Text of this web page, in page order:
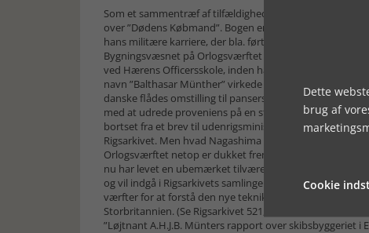
Som et sammentræf af tilfældigheder var Balthasar
over ”Dødens Købmand”. Bogen er ikke bare en
hans militære karriere, der bla. førte ham til stillingen
Bygningsvæsnet på Orlogsværftet på Holmen i
ved Hærens Officersskole, inden han tiltrådte en
navn ”Balthasar Münther” virkede bekendt, så vakte
danske flådes omstilling til panserskibe i 1860erne.
med at udrede proveniens på en stor del af
bortset fra et brev til udenrigsministeriets direktør Vedel
Rigsarkivet. Men hvad Nagashima ikke kan vide er, at
Orlogsværftet netop er dukket frem. Disse rapporter
nu har levet en ubemærket tilværelse på et loft på
og vil indgå i Rigsarkivets samlinger. Rapporterne er
værfter for at forstå den nye teknik. Her finder vi også
Storbritannien. (Se Rigsarkivet 521, Holmens Chef,
”Løjtnant A.H.J.B. Münters rapport over skibsbyggeriet i
Dette
brug af
Cookie